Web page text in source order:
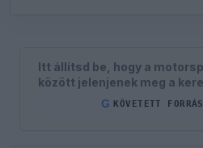
Itt állítsd be, hogy a
között jelenjenek meg a
G KÖVETETT